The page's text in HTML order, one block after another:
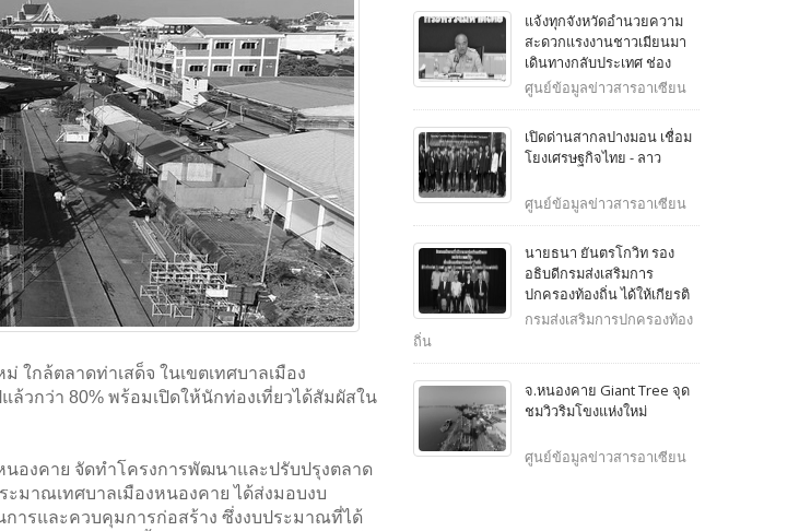
ใกล้ตลาดท่าเสด็จ ในเขตเทศบาลเมือง
วกว่า 80% พร้อมเปิดให้นักท่องเที่ยวได้สัมผัสใน
นองคาย จัดทำโครงการพัฒนาและปรับปรุงตลาด
มาณเทศบาลเมืองหนองคาย ได้ส่งมอบงบ
การและควบคุมการก่อสร้าง ซึ่งงบประมาณที่ได้
สิงคโปร์
แจ้งทุกจังหวัดอำนวยความ
สะดวกแรงงานชาวเมียนมา
เดินทางกลับประเทศ ช่อง
ทางในพื้นที่จังหวัดชายแดน
ศูนย์ข้อมูลข่าวสารอาเซียน
เปิดด่านสากลปางมอน เชื่อม
โยงเศรษฐกิจไทย - ลาว
ศูนย์ข้อมูลข่าวสารอาเซียน
นายธนา ยันตรโกวิท รอง
อธิบดีกรมส่งเสริมการ
ปกครองท้องถิ่น ได้ให้เกียรติ
เป็นประธานเปิดโครงการ
ราชการส่วนท้องถิ่น
กรมส่งเสริมการปกครองท้อง
ถิ่น
จ.หนองคาย Giant Tree จุด
ชมวิวริมโขงแห่งใหม่
ศูนย์ข้อมูลข่าวสารอาเซียน